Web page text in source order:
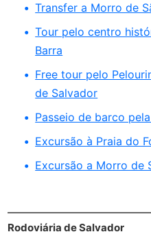
Transfer a Morro de
Tour pelo centro
Barra
Free tour pelo
de Salvador
Passeio de barco
Excursão à Praia do
Excursão a Morro de
Rodoviária de Salvador